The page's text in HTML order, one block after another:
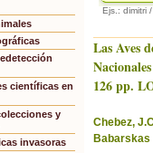
científicas en
y
invasoras
Ejs.: dimitri
Las Aves
126 pp.
Chebez,
Babarskas